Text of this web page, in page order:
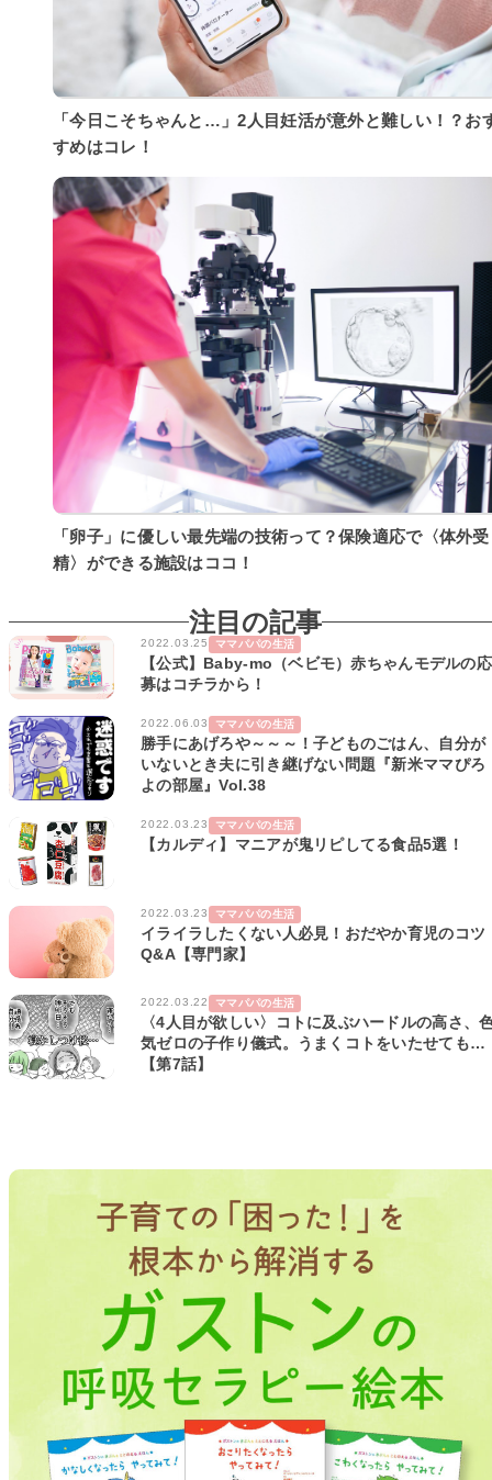
「今日こそちゃんと…」2人目妊活が意外と難しい！？お
すめはコレ！
「卵子」に優しい最先端の技術って？保険適応で〈体外受
精〉ができる施設はココ！
注目の記事
2022.03.25 ママパパの生活
【公式】Baby-mo（ベビモ）赤ちゃんモデルの応
募はコチラから！
2022.06.03 ママパパの生活
勝手にあげろや～～～！子どものごはん、自分が
いないとき夫に引き継げない問題『新米ママぴろ
よの部屋』Vol.38
2022.03.23 ママパパの生活
【カルディ】マニアが鬼リピしてる食品5選！
2022.03.23 ママパパの生活
イライラしたくない人必見！おだやか育児のコツ
Q&A【専門家】
2022.03.22 ママパパの生活
〈4人目が欲しい〉コトに及ぶハードルの高さ、
気ゼロの子作り儀式。うまくコトをいたせても…
【第7話】